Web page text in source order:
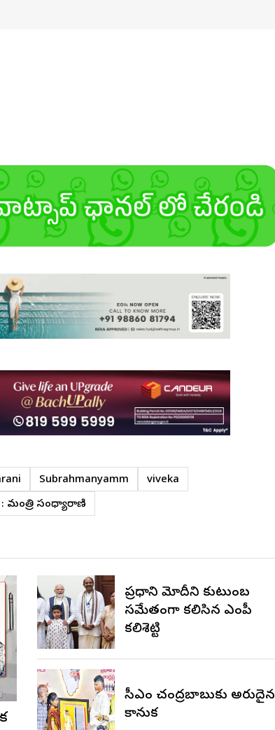
Subrahmanyamm
viveka
మంత్రి సంధ్యారాణి
ప్రధాని మోదీని కుటుంబ
సమేతంగా కలిసిన ఎంపీ
కలిశెట్టి
సీఎం చంద్రబాబుకు అరుదైన
కానుక